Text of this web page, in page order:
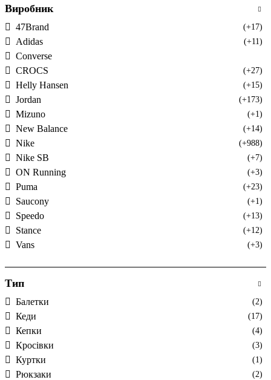
Виробник
47Brand (+17)
Adidas (+11)
Converse
CROCS
(+27)
Helly Hansen (+15)
Jordan (+173)
Mizuno (+1)
New Balance (+14)
Nike (+988)
Nike SB (+7)
ON Running (+3)
Puma (+23)
Saucony (+1)
Speedo (+13)
Stance (+12)
Vans (+3)
Тип
Балетки (2)
Кеди (17)
Кепки (4)
Кросівки (3)
Куртки (1)
Рюкзаки (2)